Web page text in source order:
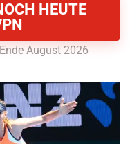
HEUTE
August 2026